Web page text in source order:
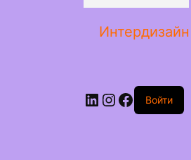
Интердизайн
Войти